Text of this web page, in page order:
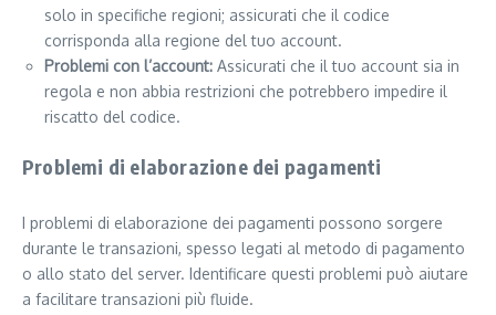
solo in specifiche regioni; assicurati che il codice
corrisponda alla regione del tuo account.
Problemi con l’account: Assicurati che il tuo account sia in
regola e non abbia restrizioni che potrebbero impedire il
riscatto del codice.
Problemi di elaborazione dei pagamenti
I problemi di elaborazione dei pagamenti possono sorgere
durante le transazioni, spesso legati al metodo di pagamento
o allo stato del server. Identificare questi problemi può aiutare
a facilitare transazioni più fluide.